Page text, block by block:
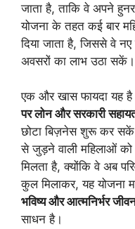
जाता है, ताकि वे अपने
योजना के तहत कई बार
दिया जाता है, जिससे वे
अवसरों का लाभ उठा सकें।
एक और खास फायदा यह
पर लोन और सरकारी
छोटा बिज़नेस शुरू कर
से जुड़ने वाली महिलाओं
मिलता है, क्योंकि वे अब
कुल मिलाकर, यह योजना
भविष्य और आत्मनिर्भर
साधन है।